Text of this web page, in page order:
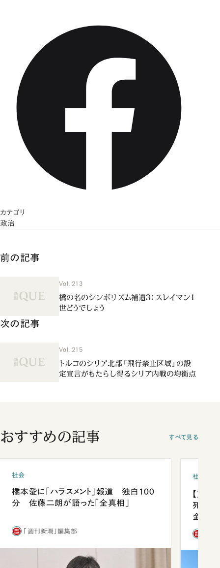
カテゴリ
政治
前の記事
Vol. 213
橋の名のシンボリズム補遺３：スレイマン１
世どうでしょう
次の記事
Vol. 215
トルコのシリア北部「飛行禁止区域」の設
定宣言がもたらし得るシリア内戦の均衡点
おすすめの記事 すべて見る
社会
橋本愛に「ハラスメント」報道 独白100
分 佐藤二朗が語った「全真相」
「週刊新潮」編集部
社会
【熊本
死を分
金」